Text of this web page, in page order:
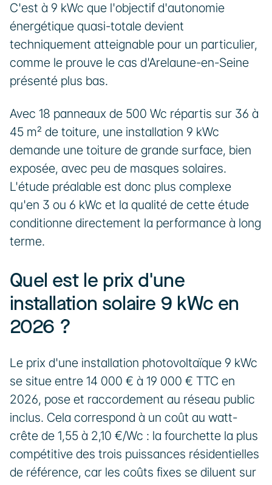
C'est à 9 kWc que l'objectif d'autonomie
énergétique quasi-totale devient
techniquement atteignable pour un particulier,
comme le prouve le cas d'Arelaune-en-Seine
présenté plus bas.
Avec 18 panneaux de 500 Wc répartis sur 36 à
45 m² de toiture, une installation 9 kWc
demande une toiture de grande surface, bien
exposée, avec peu de masques solaires.
L'étude préalable est donc plus complexe
qu'en 3 ou 6 kWc et la qualité de cette étude
conditionne directement la performance à long
terme.
Quel est le prix d'une
installation solaire 9 kWc en
2026 ?
Le prix d'une installation photovoltaïque 9 kWc
se situe entre 14 000 € à 19 000 € TTC en
2026, pose et raccordement au réseau public
inclus. Cela correspond à un coût au watt-
crête de 1,55 à 2,10 €/Wc : la fourchette la plus
compétitive des trois puissances résidentielles
de référence, car les coûts fixes se diluent sur